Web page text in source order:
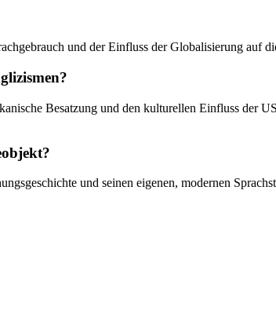
und der Einfluss der Globalisierung auf
Besatzung und den kulturellen Einfluss der
und seinen eigenen, modernen